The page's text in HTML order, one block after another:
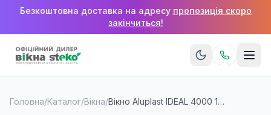
Безкоштовна доставка на адресу пропозиція скоро
закінчиться!
Головна/Каталог/Вікна/ Вікно Aluplast IDEAL 4000 1400×1200 мм (2 стулки + верхня фрамуга)